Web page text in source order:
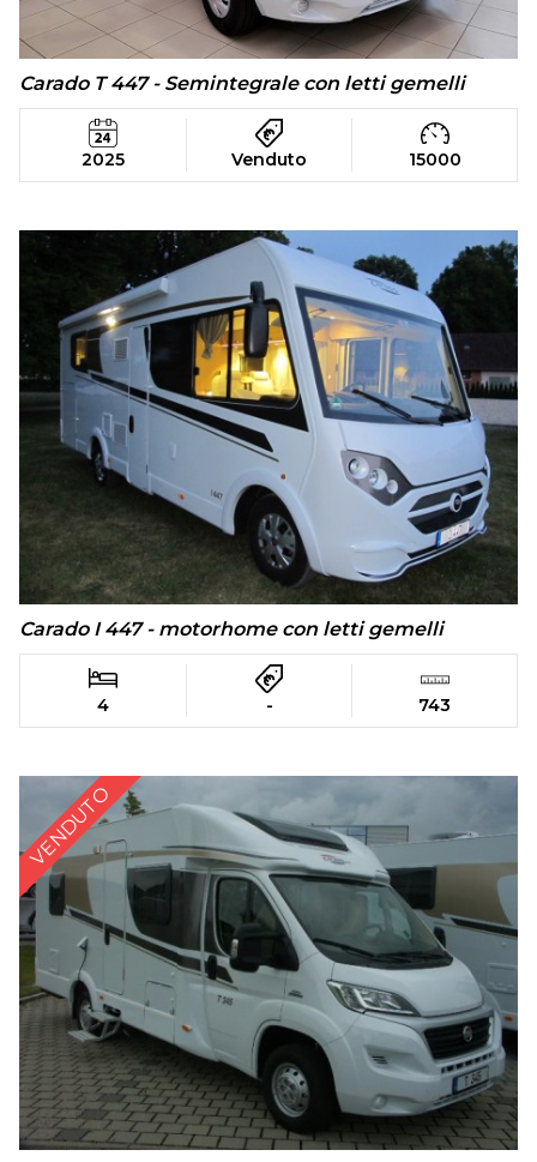
Carado T 447 - Semintegrale con letti gemelli
2025 Venduto 15000
Carado I 447 - motorhome con letti gemelli
4 - 743
VENDUTO